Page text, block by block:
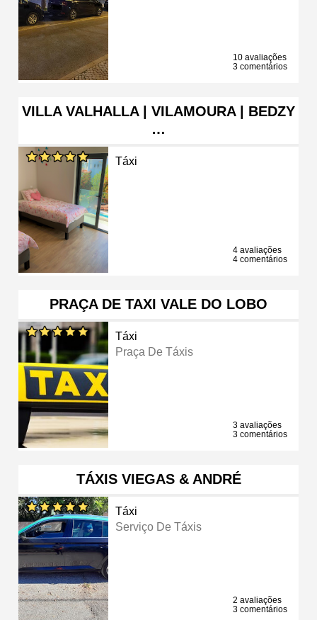
10 avaliações
3 comentários
VILLA VALHALLA | VILAMOURA | BEDZY
…
Táxi
4 avaliações
4 comentários
PRAÇA DE TAXI VALE DO LOBO
Táxi
Praça De Táxis
3 avaliações
3 comentários
TÁXIS VIEGAS & ANDRÉ
Táxi
Serviço De Táxis
2 avaliações
3 comentários